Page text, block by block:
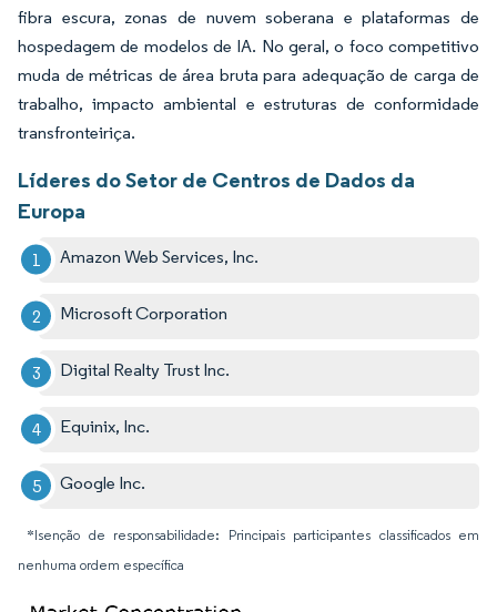
fibra escura, zonas de nuvem soberana e plataformas de
hospedagem de modelos de IA. No geral, o foco competitivo
muda de métricas de área bruta para adequação de carga de
trabalho, impacto ambiental e estruturas de conformidade
transfronteiriça.
Líderes do Setor de Centros de Dados da
Europa
Amazon Web Services, Inc.
Microsoft Corporation
Digital Realty Trust Inc.
Equinix, Inc.
Google Inc.
*Isenção de responsabilidade: Principais participantes classificados em
nenhuma ordem específica